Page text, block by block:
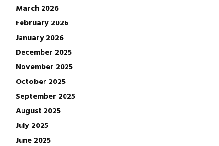
March 2026
February 2026
January 2026
December 2025
November 2025
October 2025
September 2025
August 2025
July 2025
June 2025